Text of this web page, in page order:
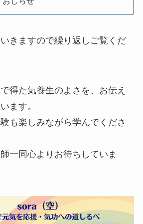
きますので繰り返しご覧くだ
得た気養生のよさを、お伝え
ます。
も楽しみながら学んでくださ
一同心よりお待ちしていま